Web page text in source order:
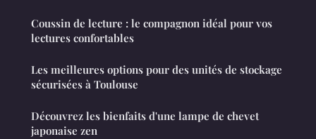
Coussin de lecture : le compagnon idéal pour vos
lectures confortables
Les meilleures options pour des unités de stockage
sécurisées à Toulouse
Découvrez les bienfaits d'une lampe de chevet
japonaise zen